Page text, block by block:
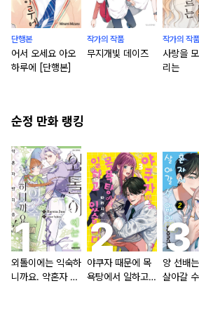
단행본
어서 오세요 아오
하루에 [단행본]
작가의 작품
무지개빛 데이즈
작가의 작품
사랑을
리는
순정 만화 랭킹
외톨이에는 익숙하
니까요. 약혼자 방
야쿠자 때문에 목
욕탕에서 일하고
양 선배
살아갈